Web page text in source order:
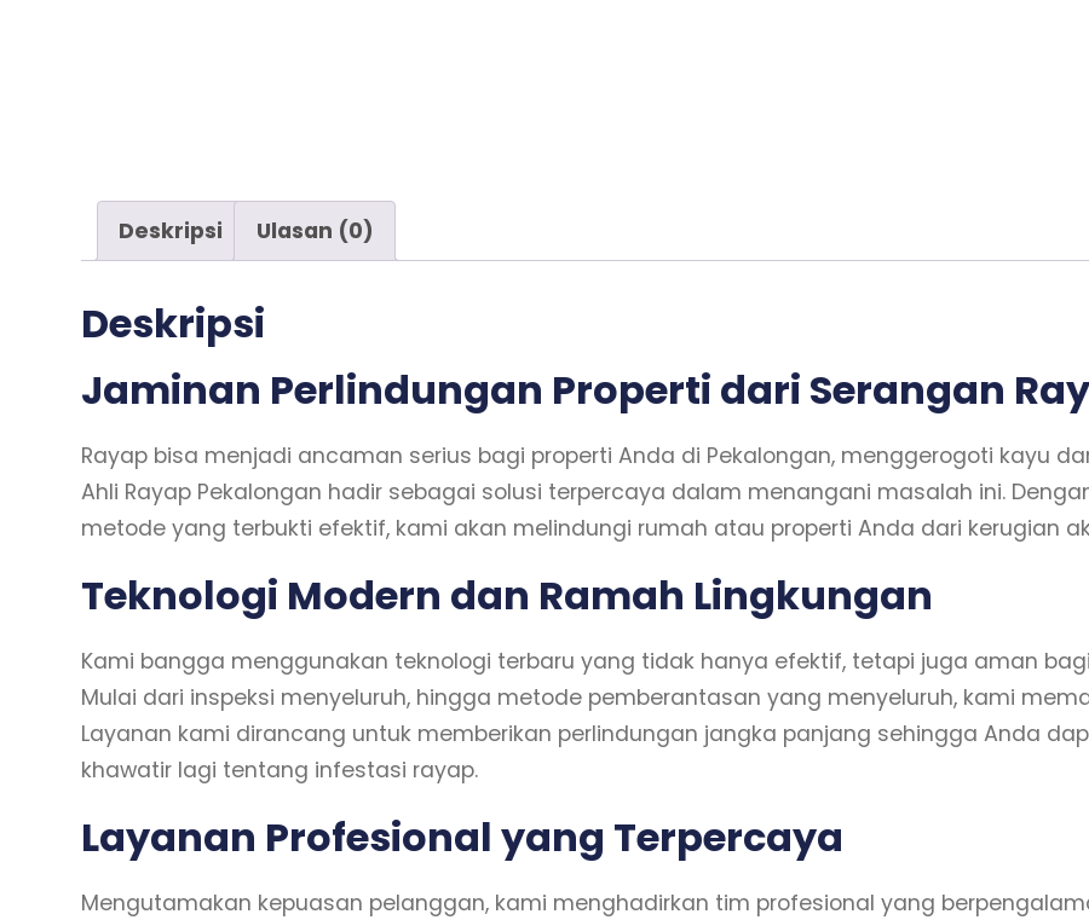
Deskripsi Ulasan (0)
Deskripsi
Jaminan Perlindungan Properti dari Serangan
Rayap bisa menjadi ancaman serius bagi properti Anda di Pekalongan, menggerogoti kayu
Ahli Rayap Pekalongan hadir sebagai solusi terpercaya dalam menangani masalah ini.
metode yang terbukti efektif, kami akan melindungi rumah atau properti Anda dari kerugian
Teknologi Modern dan Ramah Lingkungan
Kami bangga menggunakan teknologi terbaru yang tidak hanya efektif, tetapi juga aman
Mulai dari inspeksi menyeluruh, hingga metode pemberantasan yang menyeluruh, kami
Layanan kami dirancang untuk memberikan perlindungan jangka panjang sehingga Anda
khawatir lagi tentang infestasi rayap.
Layanan Profesional yang Terpercaya
Mengutamakan kepuasan pelanggan, kami menghadirkan tim profesional yang